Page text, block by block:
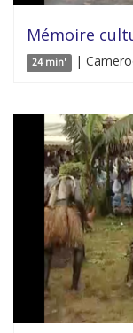
Mémoire
24 min' |